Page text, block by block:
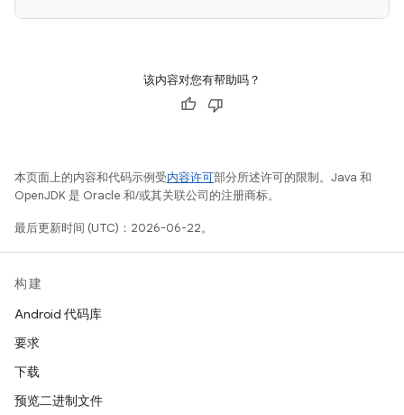
该内容对您有帮助吗？
本页面上的内容和代码示例受内容许可部分所述许可的限制。Java 和
OpenJDK 是 Oracle 和/或其关联公司的注册商标。
最后更新时间 (UTC)：2026-06-22。
构建
Android 代码库
要求
下载
预览二进制文件